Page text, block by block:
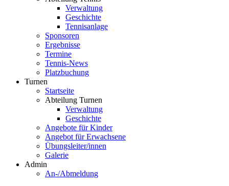
Verwaltung
Geschichte
Tennisanlage
Sponsoren
Ergebnisse
Termine
Tennis-News
Platzbuchung
Turnen
Startseite
Abteilung Turnen
Verwaltung
Geschichte
Angebote für Kinder
Angebot für Erwachsene
Übungsleiter/innen
Galerie
Admin
An-/Abmeldung